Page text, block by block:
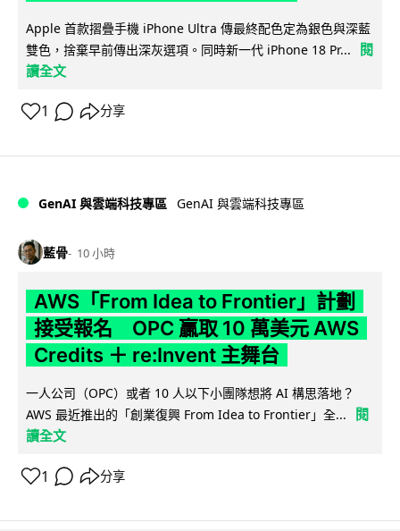
Apple 首款摺疊手機 iPhone Ultra 傳最終配色定為銀色與深藍
雙色，捨棄早前傳出深灰選項。同時新一代 iPhone 18 Pr...
閱
讀全文
1 分享
GenAI 與雲端科技專區 GenAI 與雲端科技專區
藍骨 10 小時
AWS「From Idea to Frontier」計劃
接受報名 OPC 贏取 10 萬美元 AWS
Credits ＋ re:Invent 主舞台
一人公司（OPC）或者 10 人以下小團隊想將 AI 構思落地？
AWS 最近推出的「創業復興 From Idea to Frontier」全...
閱
讀全文
1 分享